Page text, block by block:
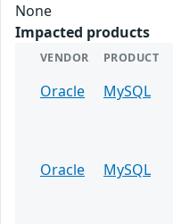
None
Impacted products
VENDOR PRODUCT
Oracle MySQL
Oracle
MySQL